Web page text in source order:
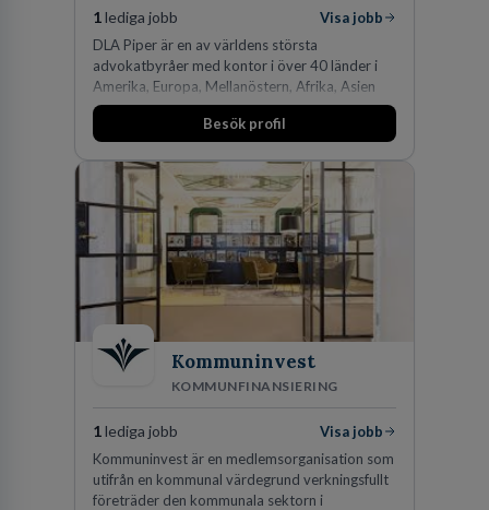
1lediga jobb
Visa jobb
DLA Piper är en av världens största
advokatbyråer med kontor i över 40 länder i
Amerika, Europa, Mellanöstern, Afrika, Asien
och Oceanien. Vi är specialister inom
affärsjuridikens alla områden och vi har några
fler än 450 jurister på fem kontor i Stockholm,
Köpenhamn, Århus, Oslo och Helsingfors kan vi
på DLA Piper erbjuda våra klienter en unik,
effektiv och gränsöverskridande nordisk
expertis. På vårt kontor i centrala Stockholm är
vi idag drygt 240 medarbetare.
Besök profil
Kommuninvest
KOMMUNFINANSIERING
1lediga jobb
Visa jobb
Kommuninvest är en medlemsorganisation som
utifrån en kommunal värdegrund verkningsfullt
företräder den kommunala sektorn i